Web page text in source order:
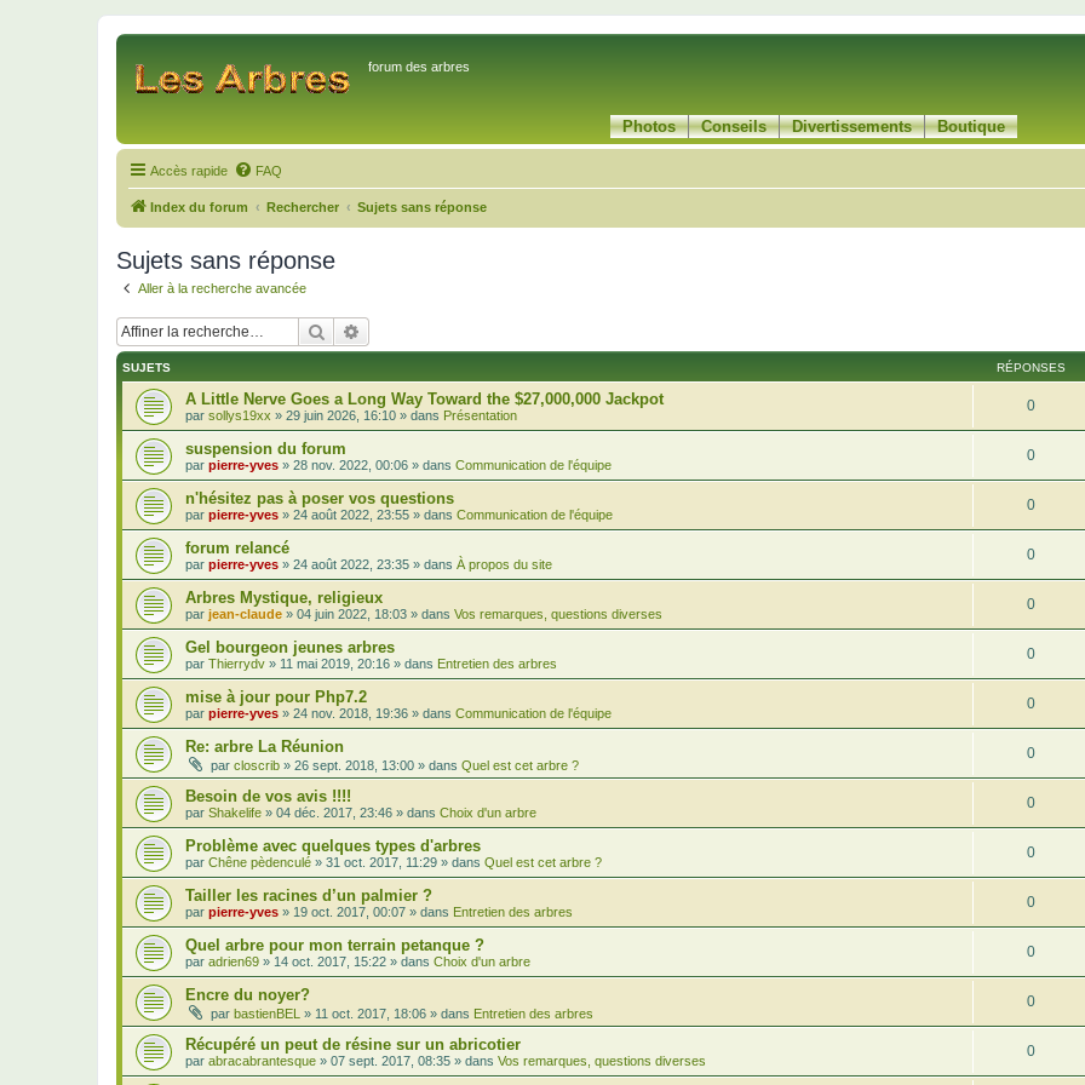
forum des arbres
Photos Conseils Divertissements Boutique
Accès rapide FAQ
Index du forum Rechercher Sujets sans réponse
Sujets sans réponse
Aller à la recherche avancée
Rechercher
SUJETS RÉPONSES
A Little Nerve Goes a Long Way Toward the $27,000,000 Jackpot
par sollys19xx » 29 juin 2026, 16:10 » dans Présentation
0
suspension du forum
par pierre-yves » 28 nov. 2022, 00:06 » dans Communication de l'équipe
0
n'hésitez pas à poser vos questions
par pierre-yves » 24 août 2022, 23:55 » dans Communication de l'équipe
0
forum relancé
par pierre-yves » 24 août 2022, 23:35 » dans À propos du site
0
Arbres Mystique, religieux
par jean-claude » 04 juin 2022, 18:03 » dans Vos remarques, questions diverses
0
Gel bourgeon jeunes arbres
par Thierrydv » 11 mai 2019, 20:16 » dans Entretien des arbres
0
mise à jour pour Php7.2
par pierre-yves » 24 nov. 2018, 19:36 » dans Communication de l'équipe
0
Re: arbre La Réunion
par closcrib » 26 sept. 2018, 13:00 » dans Quel est cet arbre ?
0
Besoin de vos avis !!!!
par Shakelife » 04 déc. 2017, 23:46 » dans Choix d'un arbre
0
Problème avec quelques types d'arbres
par Chêne pèdenculé » 31 oct. 2017, 11:29 » dans Quel est cet arbre ?
0
Tailler les racines d’un palmier ?
par pierre-yves » 19 oct. 2017, 00:07 » dans Entretien des arbres
0
Quel arbre pour mon terrain petanque ?
par adrien69 » 14 oct. 2017, 15:22 » dans Choix d'un arbre
0
Encre du noyer?
par bastienBEL » 11 oct. 2017, 18:06 » dans Entretien des arbres
0
Récupéré un peut de résine sur un abricotier
par abracabrantesque » 07 sept. 2017, 08:35 » dans Vos remarques, questions diverses
0